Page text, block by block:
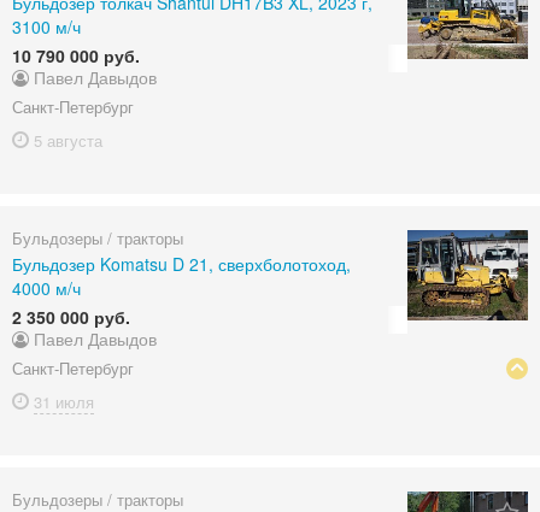
3100 м/ч
10 790 000 руб.
Павел Давыдов
Санкт-Петербург
5 августа
Бульдозеры / тракторы
Бульдозер Komatsu D 21, сверхболотоход,
4000 м/ч
2 350 000 руб.
Павел Давыдов
Санкт-Петербург
31 июля
Бульдозеры / тракторы